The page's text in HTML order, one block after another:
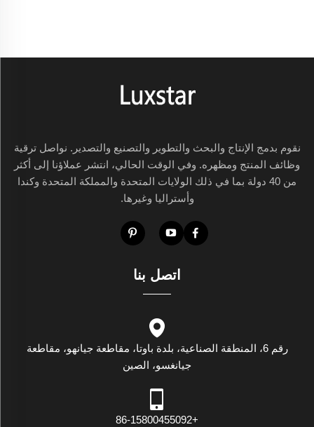
نقوم بدمج الإنتاج والبحث والتطوير والتصنيع والتصدير. نواصل ترقية
وظائف المنتج ومظهره. وفي الوقت الحالي، انتشر عملاؤنا إلى أكثر
من 40 دولة بما في ذلك الولايات المتحدة والمملكة المتحدة وكندا
وأستراليا وغيرها.
اتصل بنا
رقم 6، المنطقة الصناعية، بلدة باوتا، مقاطعة جيانهو، مقاطعة
جيانغسو، الصين
+86-15800455092